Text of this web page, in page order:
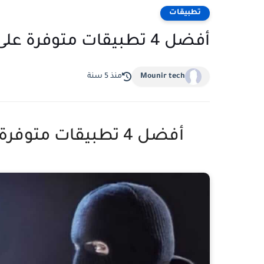
تطبيقات
أفضل 4 تطبيقات متوفرة على جوجل بلاي لهواتف الأندرويد
Mounir tech منذ 5 سنة
أفضل 4 تطبيقات متوفرة على جوجل بلاي لهواتف الأندرويد